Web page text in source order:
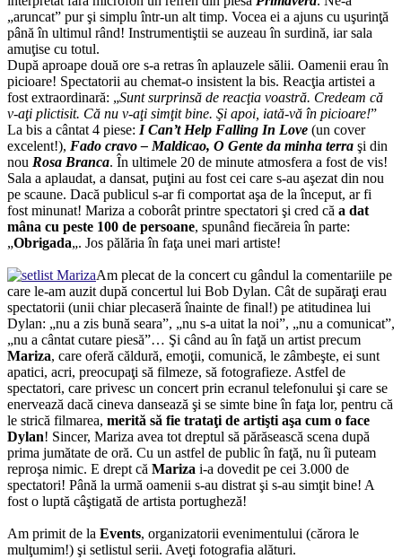
„aruncat” pur şi simplu într-un alt timp. Vocea ei a ajuns cu uşurinţă
până în ultimul rând! Instrumentiştii se auzeau în surdină, iar sala
amuţise cu totul.
După aproape două ore s-a retras în aplauzele sălii. Oamenii erau în
picioare! Spectatorii au chemat-o insistent la bis. Reacţia artistei a
fost extraordinară: „Sunt surprinsă de reacţia voastră. Credeam că
v-aţi plictisit. Că nu v-aţi simţit bine. Şi apoi, iată-vă în picioare!”
La bis a cântat 4 piese: I Can’t Help Falling In Love (un cover
excelent!), Fado cravo – Maldicao, O Gente da minha terra şi din
nou Rosa Branca. În ultimele 20 de minute atmosfera a fost de vis!
Sala a aplaudat, a dansat, puţini au fost cei care s-au aşezat din nou
pe scaune. Dacă publicul s-ar fi comportat aşa de la început, ar fi
fost minunat! Mariza a coborât printre spectatori şi cred că a dat
mâna cu peste 100 de persoane, spunând fiecăreia în parte:
„Obrigada„. Jos pălăria în faţa unei mari artiste!
Am plecat de la concert cu gândul la comentariile pe
care le-am auzit după concertul lui Bob Dylan. Cât de supăraţi erau
spectatorii (unii chiar plecaseră înainte de final!) pe atitudinea lui
Dylan: „nu a zis bună seara”, „nu s-a uitat la noi”, „nu a comunicat”,
„nu a cântat cutare piesă”… Şi când au în faţă un artist precum
Mariza, care oferă căldură, emoţii, comunică, le zâmbeşte, ei sunt
apatici, acri, preocupaţi să filmeze, să fotografieze. Astfel de
spectatori, care privesc un concert prin ecranul telefonului şi care se
enervează dacă cineva dansează şi se simte bine în faţa lor, pentru că
le strică filmarea, merită să fie trataţi de artişti aşa cum o face
Dylan! Sincer, Mariza avea tot dreptul să părăsească scena după
prima jumătate de oră. Cu un astfel de public în faţă, nu îi puteam
reproşa nimic. E drept că Mariza i-a dovedit pe cei 3.000 de
spectatori! Până la urmă oamenii s-au distrat şi s-au simţit bine! A
fost o luptă câştigată de artista portugheză!
Am primit de la Events, organizatorii evenimentului (cărora le
mulţumim!) şi setlistul serii. Aveţi fotografia alături.